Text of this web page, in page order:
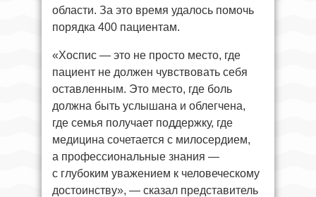
области. За это время удалось помочь
порядка 400 пациентам.
«Хоспис — это не просто место, где
пациент не должен чувствовать себя
оставленным. Это место, где боль
должна быть услышана и облегчена,
где семья получает поддержку, где
медицина сочетается с милосердием,
а профессиональные знания —
с глубоким уважением к человеческому
достоинству», — сказал представитель